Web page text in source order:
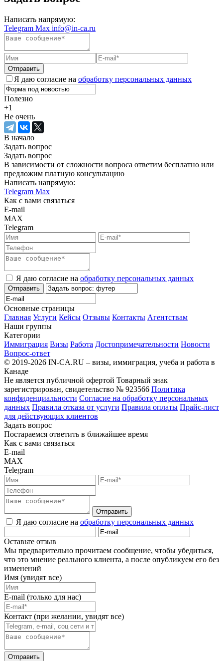
Написать напрямую:
Telegram Max info@in-ca.ru
Отправить
Я даю согласие на обработку персональных данных
Полезно
+1
Не очень
В начало
Задать вопрос
Задать вопрос
В зависимости от сложности вопроса ответим бесплатно или
предложим платную консультацию
Написать напрямую:
Telegram Max
Как с вами связаться
E-mail
MAX
Telegram
Я даю согласие на обработку персональных данных
Отправить
Основные страницы
Главная Услуги Кейсы Отзывы Контакты Агентствам
Наши группы
Категории
Иммиграция Визы Работа Достопримечательности Новости
Вопрос-ответ
© 2019-2026 IN-CA.RU – визы, иммиграция, учеба и работа в
Канаде
Не является публичной офертой Товарный знак
зарегистрирован, свидетельство № 923566 Политика
конфиденциальности Согласие на обработку персональных
данных Правила отказа от услуги Правила оплаты Прайс-лист
для действующих клиентов
Задать вопрос
Постараемся ответить в ближайшее время
Как с вами связаться
E-mail
MAX
Telegram
Отправить
Я даю согласие на обработку персональных данных
Оставьте отзыв
Мы предварительно прочитаем сообщение, чтобы убедиться,
что это мнение реального клиента, а после опубликуем его без
изменений
Имя (увидят все)
E-mail (только для нас)
Контакт (при желании, увидят все)
Отправить